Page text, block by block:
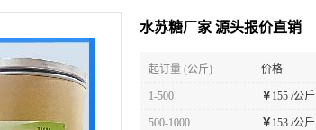
水苏糖厂家 源头报价直销
起订量 (公斤) 价格
1-500 ￥ 155 /公斤
500-1000 ￥ 153 /公斤